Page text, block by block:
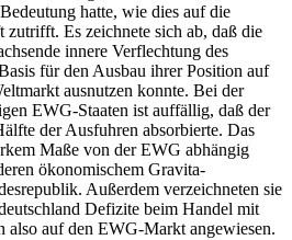
hatte, wie dies auf die
zutrifft. Es zeichnete sich ab, daß die
innere Verflechtung des
für den Ausbau ihrer Position auf
ausnutzen konnte. Bei der
EWG-Staaten ist auffällig, daß der
der Ausfuhren absorbierte. Das
Maße von der EWG abhängig
ökonomischem Gravita­
Außerdem verzeichneten sie
Defizite beim Handel mit
also auf den EWG-Markt angewiesen.